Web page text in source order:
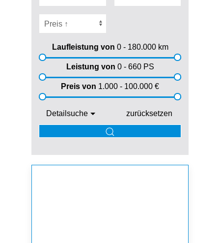
Laufleistung von 0 - 180.000km
Leistung von 0 - 660PS
Preis von 1.000 - 100.000 €
Detailsuche zurücksetzen